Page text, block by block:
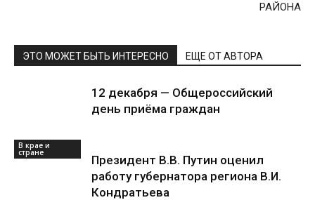
РАЙОНА
ЭТО МОЖЕТ БЫТЬ ИНТЕРЕСНО ЕЩЕ ОТ АВТОРА
В крае и
стране
12 декабря — Общероссийский
день приёма граждан
Президент В.В. Путин оценил
работу губернатора региона В.И.
Кондратьева